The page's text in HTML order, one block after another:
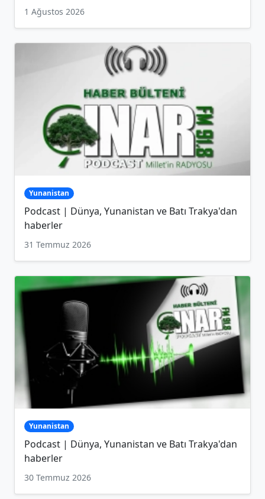
1 Ağustos 2026
Yunanistan
Podcast | Dünya, Yunanistan ve Batı Trakya'dan
haberler
31 Temmuz 2026
Yunanistan
Podcast | Dünya, Yunanistan ve Batı Trakya'dan
haberler
30 Temmuz 2026